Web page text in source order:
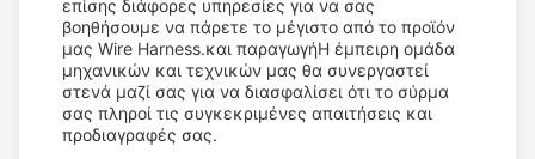
επίσης διάφορες υπηρεσίες για να σας
βοηθήσουμε να πάρετε το μέγιστο από το προϊόν
μας Wire Harness.και παραγωγήΗ έμπειρη ομάδα
μηχανικών και τεχνικών μας θα συνεργαστεί
στενά μαζί σας για να διασφαλίσει ότι το σύρμα
σας πληροί τις συγκεκριμένες απαιτήσεις και
προδιαγραφές σας.